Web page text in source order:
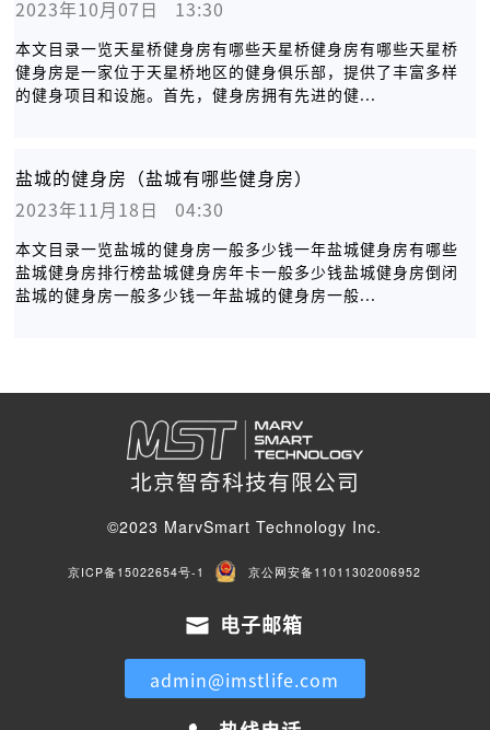
2023年10月07日   13:30
本文目录一览天星桥健身房有哪些天星桥健身房有哪些天星桥
健身房是一家位于天星桥地区的健身俱乐部，提供了丰富多样
的健身项目和设施。首先，健身房拥有先进的健...
盐城的健身房（盐城有哪些健身房）
2023年11月18日   04:30
本文目录一览盐城的健身房一般多少钱一年盐城健身房有哪些
盐城健身房排行榜盐城健身房年卡一般多少钱盐城健身房倒闭
盐城的健身房一般多少钱一年盐城的健身房一般...
北京智奇科技有限公司
©2023 MarvSmart Technology Inc.
京ICP备15022654号-1 京公网安备11011302006952
电子邮箱
admin@imstlife.com